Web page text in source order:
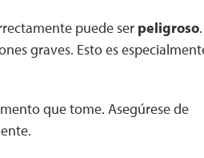
puede ser peligroso
graves. Esto es
que tome. Asegúrese de